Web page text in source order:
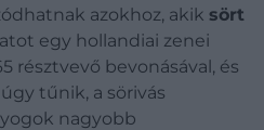
azokhoz, akik sört
egy hollandiai zenei
résztvevő bevonásával, és
tűnik, a sörivás
nagyobb